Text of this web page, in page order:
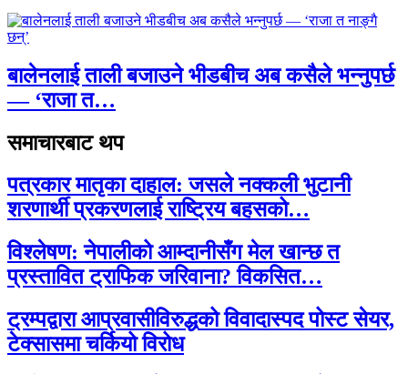
बालेनलाई ताली बजाउने भीडबीच अब कसैले भन्नुपर्छ
— ‘राजा त…
समाचारबाट थप
पत्रकार मातृका दाहाल: जसले नक्कली भुटानी
शरणार्थी प्रकरणलाई राष्ट्रिय बहसको…
विश्लेषण: नेपालीको आम्दानीसँग मेल खान्छ त
प्रस्तावित ट्राफिक जरिवाना? विकसित…
ट्रम्पद्वारा आप्रवासीविरुद्धको विवादास्पद पोस्ट सेयर,
टेक्सासमा चर्कियो विरोध